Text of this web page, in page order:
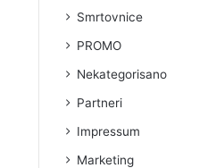
Smrtovnice
PROMO
Nekategorisano
Partneri
Impressum
Marketing